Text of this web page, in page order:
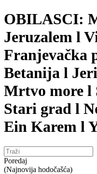
OBILASCI:
Jeruzalem l
Franjevačka
Betanija l
Mrtvo more l
Stari grad l
Ein Karem l
Poredaj
(Najnovija hodočašća)